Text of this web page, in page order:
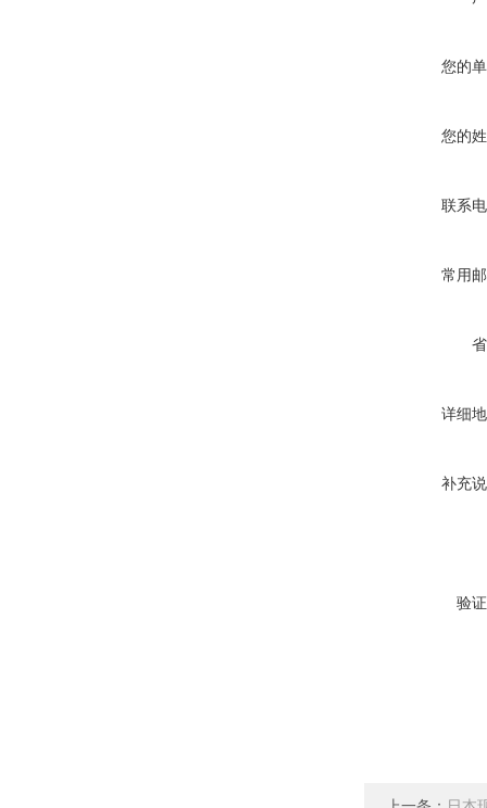
您的
您的
联系
常用
详细
补充
验